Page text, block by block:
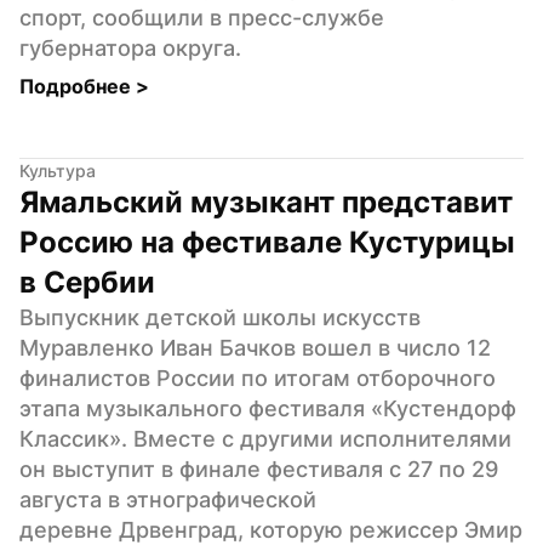
спорт, сообщили в пресс-службе
губернатора округа.
Подробнее >
Культура
Ямальский музыкант представит
Россию на фестивале Кустурицы
в Сербии
Выпускник детской школы искусств
Муравленко Иван Бачков вошел в число 12
финалистов России по итогам отборочного
этапа музыкального фестиваля «Кустендорф
Классик». Вместе с другими исполнителями
он выступит в финале фестиваля с 27 по 29
августа в этнографической
деревне Дрвенград, которую режиссер Эмир